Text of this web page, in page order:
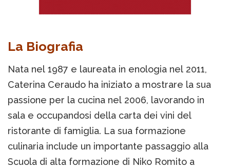
La Biografia
Nata nel 1987 e laureata in enologia nel 2011,
Caterina Ceraudo ha iniziato a mostrare la sua
passione per la cucina nel 2006, lavorando in
sala e occupandosi della carta dei vini del
ristorante di famiglia. La sua formazione
culinaria include un importante passaggio alla
Scuola di alta formazione di Niko Romito a